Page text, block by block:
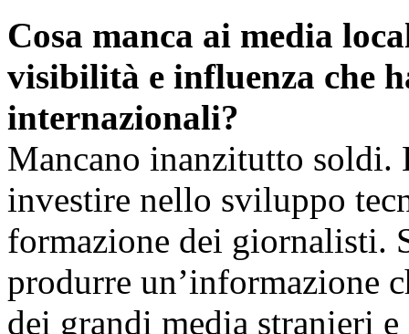
Cosa manca ai media
visibilità e influenza che
internazionali?
Mancano inanzitutto soldi.
investire nello sviluppo
formazione dei giornalisti.
produrre un’informazione
dei grandi media stranieri